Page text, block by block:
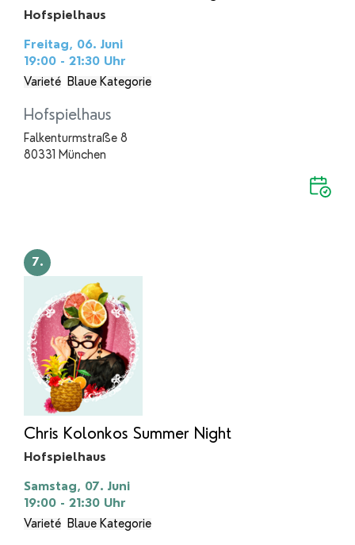
Hofspielhaus
Freitag, 06. Juni
19:00 - 21:30 Uhr
Varieté Blaue Kategorie
Hofspielhaus
Falkenturmstraße 8
80331 München
7.
Chris Kolonkos Summer Night
Hofspielhaus
Samstag, 07. Juni
19:00 - 21:30 Uhr
Varieté Blaue Kategorie